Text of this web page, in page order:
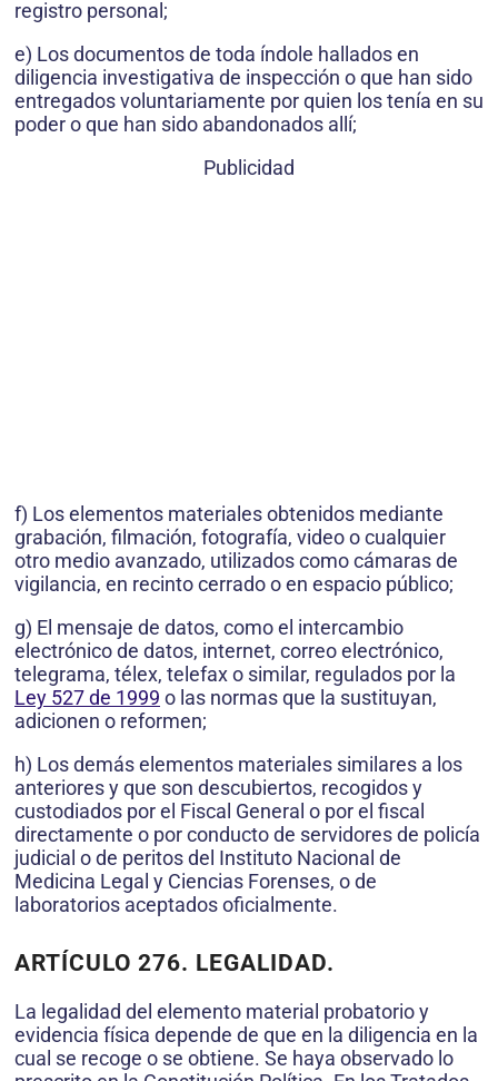
registro personal;
e) Los documentos de toda índole hallados en
diligencia investigativa de inspección o que han sido
entregados voluntariamente por quien los tenía en su
poder o que han sido abandonados allí;
Publicidad
f) Los elementos materiales obtenidos mediante
grabación, filmación, fotografía, video o cualquier
otro medio avanzado, utilizados como cámaras de
vigilancia, en recinto cerrado o en espacio público;
g) El mensaje de datos, como el intercambio
electrónico de datos, internet, correo electrónico,
telegrama, télex, telefax o similar, regulados por la
Ley 527 de 1999 o las normas que la sustituyan,
adicionen o reformen;
h) Los demás elementos materiales similares a los
anteriores y que son descubiertos, recogidos y
custodiados por el Fiscal General o por el fiscal
directamente o por conducto de servidores de policía
judicial o de peritos del Instituto Nacional de
Medicina Legal y Ciencias Forenses, o de
laboratorios aceptados oficialmente.
ARTÍCULO 276. LEGALIDAD.
La legalidad del elemento material probatorio y
evidencia física depende de que en la diligencia en la
cual se recoge o se obtiene. Se haya observado lo